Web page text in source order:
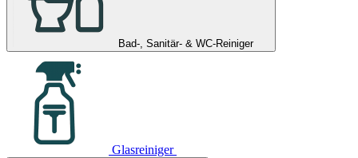
Bad-, Sanitär- & WC-Reiniger
Glasreiniger